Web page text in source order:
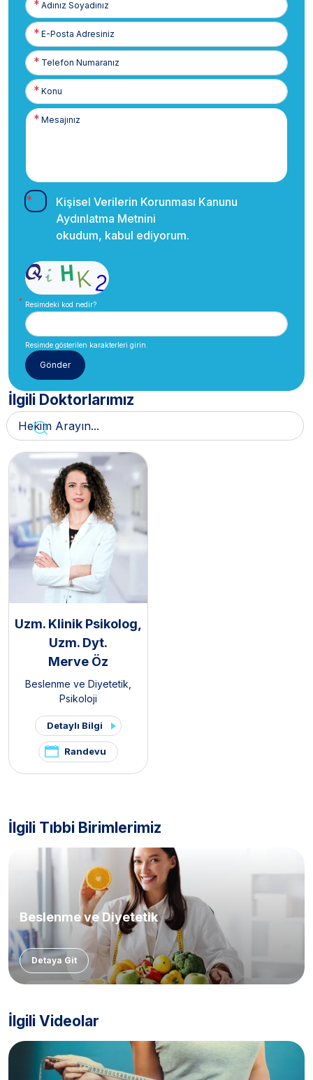
Soyadınız
E-
Posta
Telefon
Numaranız
Kişisel Verilerin Korunması Kanunu
Aydınlatma Metnini
okudum, kabul ediyorum.
Resimdeki kod nedir?
Resimde gösterilen karakterleri girin.
İlgili Doktorlarımız
Uzm. Klinik Psikolog,
Uzm. Dyt.
Merve Öz
Beslenme ve Diyetetik,
Psikoloji
Detaylı Bilgi
Randevu
İlgili Tıbbi Birimlerimiz
Beslenme ve Diyetetik
Detaya Git
İlgili Videolar